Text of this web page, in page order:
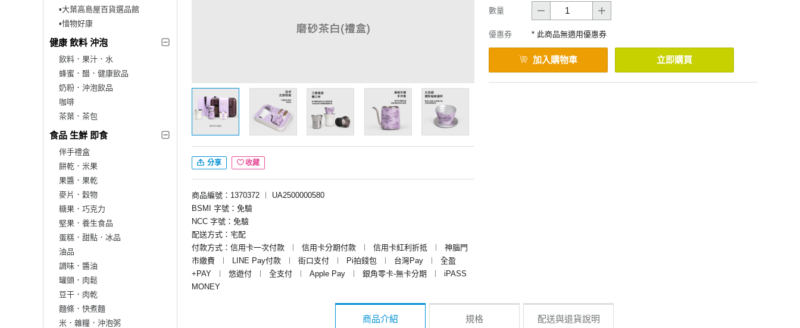
▪︎大葉高島屋百貨選品館
▪︎惜物好康
健康 飲料 沖泡
飲料．果汁．水
蜂蜜．醋．健康飲品
奶粉．沖泡飲品
咖啡
茶葉．茶包
食品 生鮮 即食
伴手禮盒
餅乾．米果
果醬．果乾
麥片．穀物
糖果．巧克力
堅果．養生食品
蛋糕．甜點．冰品
油品
調味．醬油
罐頭．肉鬆
豆干．肉乾
麵條．快煮麵
米．雜糧．沖泡粥
分享 收藏
商品編號：1370372 ︱
UA2500000580
BSMI 字號：免驗
NCC 字號：免驗
配送方式：宅配
付款方式：信用卡一次付款
︱ 信用卡分期付款 ︱ 信用卡紅利折抵 ︱
神腦門
市繳費
︱ LINE Pay付款 ︱ 街口支付 ︱ Pi拍錢包 ︱ 台灣Pay ︱
全盈
+PAY
︱ 悠遊付 ︱ 全支付 ︱ Apple Pay ︱ 銀角零卡-無卡分期 ︱
iPASS
MONEY
數量
優惠券 * 此商品無適用優惠券
加入購物車 立即購買
商品介紹 規格 配送與退貨說明